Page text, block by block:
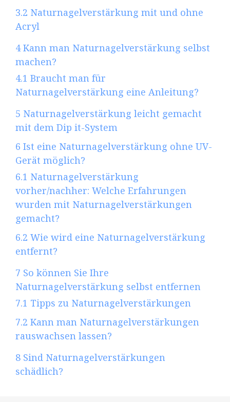
3.2 Naturnagelverstärkung mit und ohne
Acryl
4Kann man Naturnagelverstärkung selbst
machen?
4.1 Braucht man für
Naturnagelverstärkung eine Anleitung?
5 Naturnagelverstärkung leicht gemacht
mit dem Dip it-System
6 Ist eine Naturnagelverstärkung ohne UV-
Gerät möglich?
6.1 Naturnagelverstärkung
vorher/nachher: Welche Erfahrungen
wurden mit Naturnagelverstärkungen
gemacht?
6.2 Wie wird eine Naturnagelverstärkung
entfernt?
7 So können Sie Ihre
Naturnagelverstärkung selbst entfernen
7.1 Tipps zu Naturnagelverstärkungen
7.2 Kann man Naturnagelverstärkungen
rauswachsen lassen?
8 Sind Naturnagelverstärkungen
schädlich?